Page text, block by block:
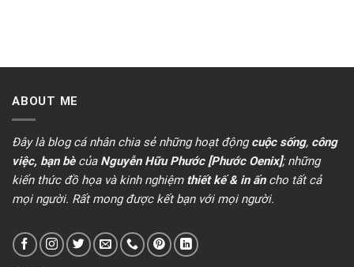
ABOUT ME
Đây là blog cá nhân chia sẻ những hoạt độngcuộc sống, công
việc, bạn bècủa Nguyễn Hữu Phước [Phước Oenix]; những
kiến thức đồ họa và kinh nghiệm thiết kế & in ấn cho tất cả
mọi người. Rất mong được kết bạn với mọi người.